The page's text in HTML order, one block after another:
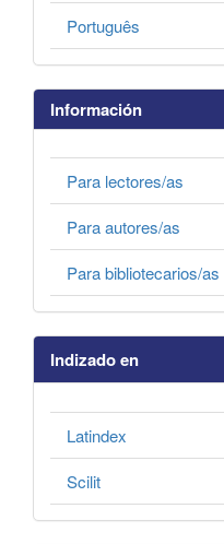
Português
Información
Para lectores/as
Para autores/as
Para bibliotecarios/as
Indizado en
Latindex
Scilit